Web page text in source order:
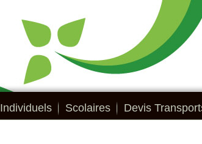
Individuels Scolaires Devis